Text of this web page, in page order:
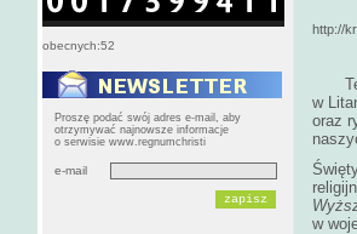
obecnych:52
Proszę podać swój adres e-mail, aby
otrzymywać najnowsze informacje
o serwisie www.regnumchristi
e-mail
http://
w
oraz
w